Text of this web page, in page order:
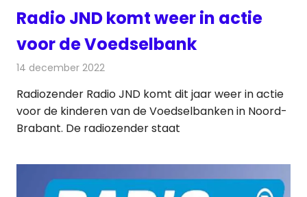
Radio JND komt weer in actie
voor de Voedselbank
14 december 2022
Radiozender Radio JND komt dit jaar weer in actie
voor de kinderen van de Voedselbanken in Noord-
Brabant. De radiozender staat